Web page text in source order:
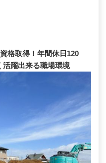
格取得！年間休日120
活躍出来る職場環境